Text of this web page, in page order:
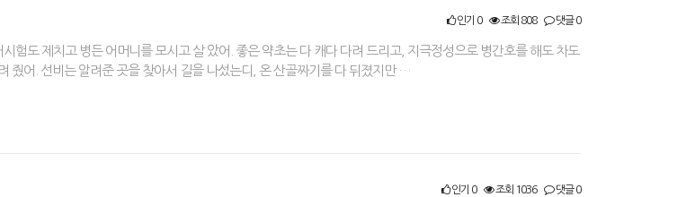
인기 0 조회 808 댓글 0
험도 제치고 병든 어머니를 모시고 살 았어. 좋은 약초는 다 캐다 다려 드리고, 지극정성으로 병간호를 해도 차도
줬어. 선비는 알려준 곳을 찾아서 길을 나섰는디, 온 산골짜기를 다 뒤졌지만 …
인기 0 조회 1036 댓글 0